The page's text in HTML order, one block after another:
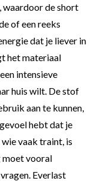
waardoor de short
of een reeks
dat je liever in
het materiaal
intensieve
huis wilt. De stof
aan te kunnen,
hebt dat je
vaak traint, is
vooral
Everlast